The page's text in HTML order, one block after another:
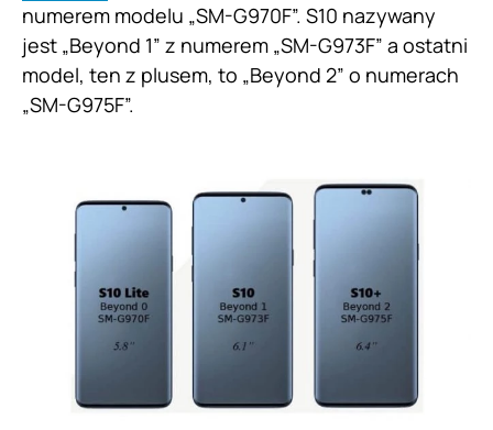
numerem modelu „SM-G970F”. S10 nazywany
jest „Beyond 1” z numerem „SM-G973F” a ostatni
model, ten z plusem, to „Beyond 2” o numerach
„SM-G975F”.